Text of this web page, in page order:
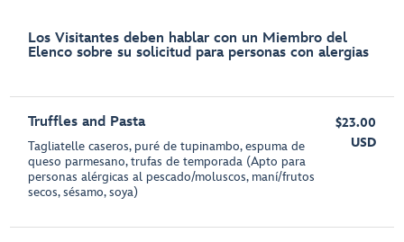
Los Visitantes deben hablar con un Miembro del
Elenco sobre su solicitud para personas con alergias
Truffles and Pasta
Tagliatelle caseros, puré de tupinambo, espuma de
queso parmesano, trufas de temporada (Apto para
personas alérgicas al pescado/moluscos, maní/frutos
secos, sésamo, soya)
$23.00
USD